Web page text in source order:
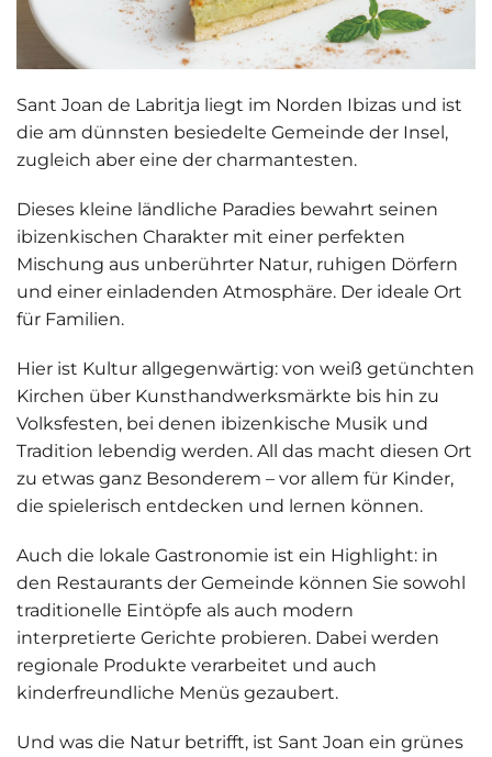
Sant Joan de Labritja liegt im Norden Ibizas und ist
die am dünnsten besiedelte Gemeinde der Insel,
zugleich aber eine der charmantesten.
Dieses kleine ländliche Paradies bewahrt seinen
ibizenkischen Charakter mit einer perfekten
Mischung aus unberührter Natur, ruhigen Dörfern
und einer einladenden Atmosphäre. Der ideale Ort
für Familien.
Hier ist Kultur allgegenwärtig: von weiß getünchten
Kirchen über Kunsthandwerksmärkte bis hin zu
Volksfesten, bei denen ibizenkische Musik und
Tradition lebendig werden. All das macht diesen Ort
zu etwas ganz Besonderem – vor allem für Kinder,
die spielerisch entdecken und lernen können.
Auch die lokale Gastronomie ist ein Highlight: in
den Restaurants der Gemeinde können Sie sowohl
traditionelle Eintöpfe als auch modern
interpretierte Gerichte probieren. Dabei werden
regionale Produkte verarbeitet und auch
kinderfreundliche Menüs gezaubert.
Und was die Natur betrifft, ist Sant Joan ein grünes